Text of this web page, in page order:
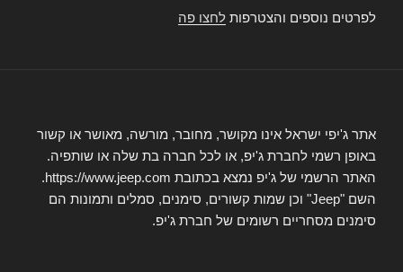
לפרטים נוספים והצטרפות לחצו פה
אתר ג'יפי ישראל אינו מקושר, מחובר, מורשה, מאושר או קשור
באופן רשמי לחברת ג'יפ, או לכל חברה בת שלה או שותפיה.
האתר הרשמי של ג'יפ נמצא בכתובת https://www.jeep.com.
השם "Jeep" וכן שמות קשורים, סימנים, סמלים ותמונות הם
סימנים מסחריים רשומים של חברת ג'יפ.